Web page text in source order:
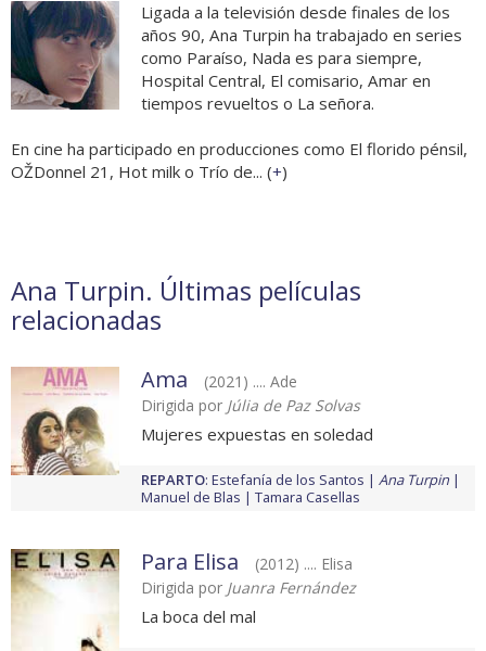
Ligada a la televisión desde finales de los
años 90, Ana Turpin ha trabajado en series
como Paraíso, Nada es para siempre,
Hospital Central, El comisario, Amar en
tiempos revueltos o La señora.
En cine ha participado en producciones como El florido pénsil,
OŽDonnel 21, Hot milk o Trío de... (+)
Ana Turpin. Últimas películas
relacionadas
Ama
(2021) .... Ade
Dirigida por Júlia de Paz Solvas
Mujeres expuestas en soledad
REPARTO: Estefanía de los Santos
Ana Turpin
Manuel de Blas
Tamara Casellas
Para Elisa
(2012) .... Elisa
Dirigida por Juanra Fernández
La boca del mal